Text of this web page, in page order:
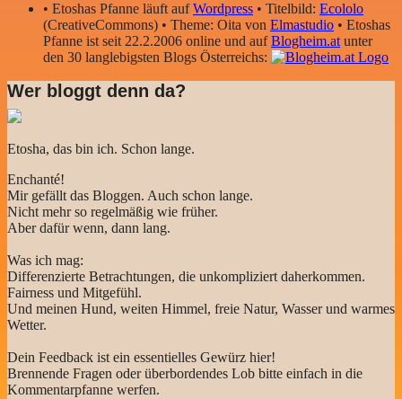
• Etoshas Pfanne läuft aufWordpress • Titelbild: Ecololo
(CreativeCommons) • Theme: Oita von Elmastudio • Etoshas
Pfanne ist seit 22.2.2006 online und aufBlogheim.atunter
den 30 langlebigsten Blogs Österreichs:
Wer bloggt denn da?
Etosha, das bin ich. Schon lange.
Enchanté!
Mir gefällt das Bloggen. Auch schon lange.
Nicht mehr so regelmäßig wie früher.
Aber dafür wenn, dann lang.
Was ich mag:
Differenzierte Betrachtungen, die unkompliziert daherkommen.
Fairness und Mitgefühl.
Und meinen Hund, weiten Himmel, freie Natur, Wasser und warmes
Wetter.
Dein Feedback ist ein essentielles Gewürz hier!
Brennende Fragen oder überbordendes Lob bitte einfach in die
Kommentarpfanne werfen.